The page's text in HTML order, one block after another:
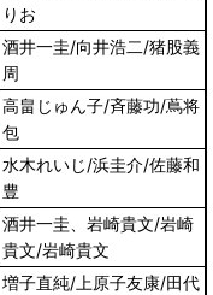
りお
酒井一圭/向井浩二/猪股義
周
高畠じゅん子/斉藤功/蔦将
包
水木れいじ/浜圭介/佐藤和
豊
酒井一圭、岩崎貴文/岩崎
貴文/岩崎貴文
増子直純/上原子友康/田代